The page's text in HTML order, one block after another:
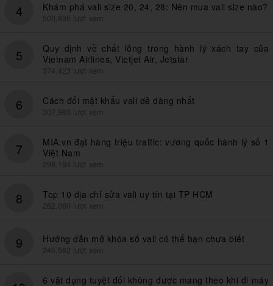
4 Khám phá vali size 20, 24, 28: Nên mua vali size nào?
500,895 lượt xem
5
Quy định về chất lỏng trong hành lý xách tay của
Vietnam Airlines, Vietjet Air, Jetstar
374,423 lượt xem
6 Cách đổi mật khẩu vali dễ dàng nhất
307,983 lượt xem
7
MIA.vn đạt hàng triệu traffic: vương quốc hành lý số 1
Việt Nam
299,194 lượt xem
8 Top 10 địa chỉ sửa vali uy tín tại TP HCM
262,060 lượt xem
9 Hướng dẫn mở khóa số vali có thể bạn chưa biết
245,582 lượt xem
6 vật dụng tuyệt đối không được mang theo khi đi máy